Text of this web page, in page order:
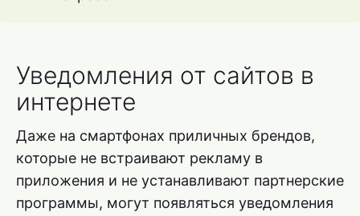
Уведомления от сайтов в
интернете
Даже на смартфонах приличных брендов,
которые не встраивают рекламу в
приложения и не устанавливают партнерские
программы, могут появляться уведомления